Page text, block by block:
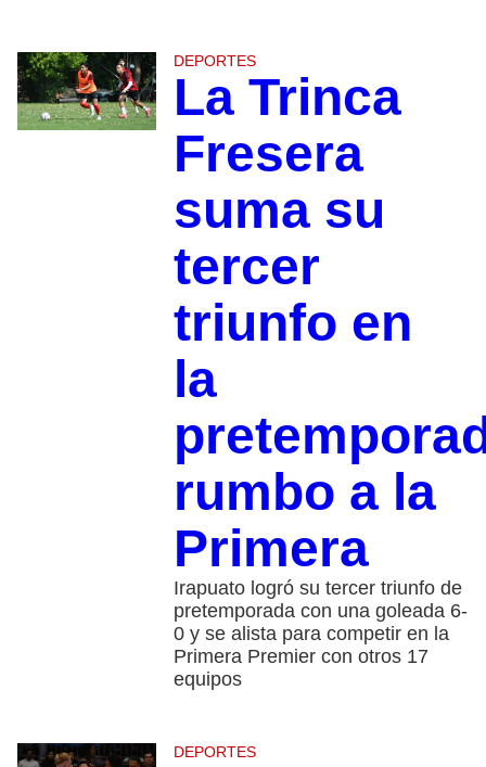
DEPORTES
La Trinca
Fresera
suma su
tercer
triunfo en
la
rumbo a la
Primera
Irapuato logró su tercer triunfo de
pretemporada con una goleada 6-
0 y se alista para competir en la
Primera Premier con otros 17
equipos
DEPORTES